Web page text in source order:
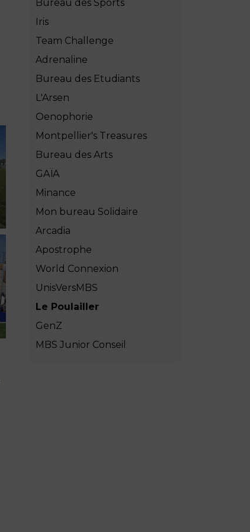
Bureau des Sports
Iris
Team Challenge
Adrenaline
Bureau des Etudiants
L'Arsen
Oenophorie
Montpellier's Treasures
Bureau des Arts
GAÏA
Minance
Mon bureau Solidaire
Arcadia
Apostrophe
World Connexion
UnisVersMBS
Le Poulailler
GenZ
MBS Junior Conseil